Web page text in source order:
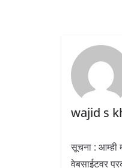
wajid s
सूचना : आम्ही
वेबसाईटवर